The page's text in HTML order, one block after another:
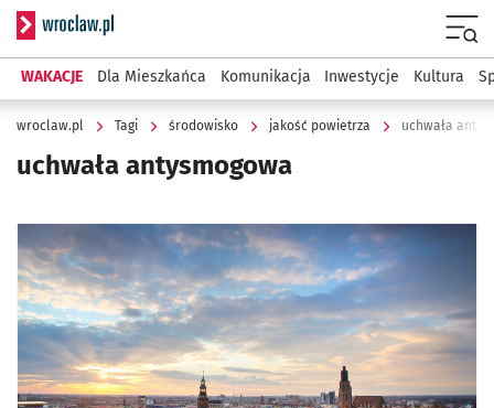
Serwis informacyjny wroclaw.pl
WAKACJE Dla Mieszkańca Komunikacja Inwestycje Kultura
wroclaw.pl Tagi środowisko jakość powietrza uchwała
uchwała antysmogowa